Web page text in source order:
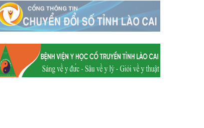
Xã Y Tý
Xã A Mú Sung
Xã Trịnh Tường
Xã Nậm Chày
Xã Bản Xèo
Xã Bát Xát
Xã Võ Lao
Xã Khánh Yên